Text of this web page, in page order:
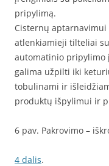
pripylimą.
Cisternų aptarnavimui
atlenkiamieji tilteliai
automatinio pripylimo
galima užpilti iki
tobulinami ir
produktų išpylimui ir
6 pav. Pakrovimo –
4 dalis.